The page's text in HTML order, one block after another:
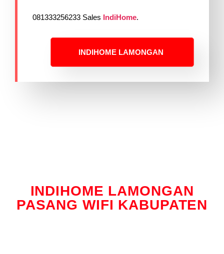
081333256233 Sales IndiHome.
INDIHOME LAMONGAN
INDIHOME LAMONGAN
PASANG WIFI KABUPATEN